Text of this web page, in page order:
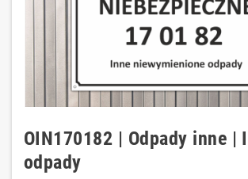
OIN170182 | Odpady inne |
odpady